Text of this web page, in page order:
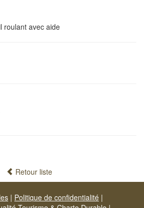
roulant avec aide
Retour liste
| Politique de confidentialité |